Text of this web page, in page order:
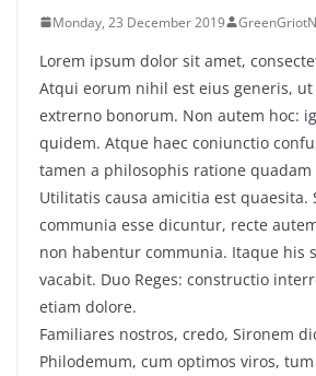
Monday, 23 December 2019
Lorem ipsum dolor sit amet,
Atqui eorum nihil est eius generis,
extrerno bonorum. Non autem hoc:
quidem. Atque haec coniunctio
tamen a philosophis ratione
Utilitatis causa amicitia est quaesita.
communia esse dicuntur, recte
non habentur communia. Itaque his
vacabit. Duo Reges: constructio
etiam dolore.
Familiares nostros, credo, Sironem
Philodemum, cum optimos viros,